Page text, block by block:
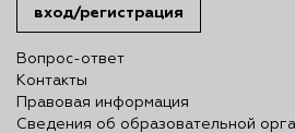
вход/регистрация
Вопрос-ответ
Контакты
Правовая информация
Сведения об образовательной